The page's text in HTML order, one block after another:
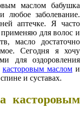
маслом бабушка
любое заболевание.
аптечке. Я часто
для волос и
масло достаточно
Сегодня я хочу
для оздоровления
касторовым маслом и
и суставах.
касторовым